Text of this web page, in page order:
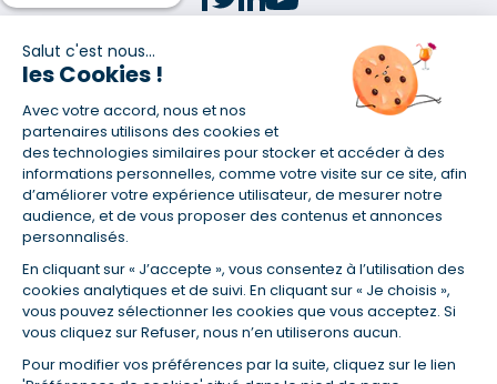
Salut c'est nous...
les Cookies !
Avec votre accord, nous et nos
partenaires utilisons des cookies et
des technologies similaires pour stocker et accéder à des
informations personnelles, comme votre visite sur ce site, afin
d’améliorer votre expérience utilisateur, de mesurer notre
audience, et de vous proposer des contenus et annonces
personnalisés.
En cliquant sur « J’accepte », vous consentez à l’utilisation des
cookies analytiques et de suivi. En cliquant sur « Je choisis »,
vous pouvez sélectionner les cookies que vous acceptez. Si
vous cliquez sur Refuser, nous n’en utiliserons aucun.
Pour modifier vos préférences par la suite, cliquez sur le lien
(1) Taux fixe national hors assurance et selon votre profil
(2) Économie de 65 % pour l'assurance d'un prêt amortissable de 330
457,23 € à 0,90 % sur 19,5 ans, accordé à un salarié non cadre assuré à
100 % (décès, PTIA, IPP, ITT, IPP) âgé de 36 ans fumeur et une personne
salariée non cadre assurée à 100 % (décès, PTIA, IPP, ITT, IPP) âgée de 35
ans et non-fumeur, tous deux sans risque médical connu. Au
14/07/2019, coût de l'assurance proposée par la banque 179,08 €/mois
en moyenne contre 64,60 €/mois en moyenne au 14/07/2022 avec
Empruntis.com (TAEA : 0,44 %, coût total de l'assurance : 15 117,65 €).
(3) Taux minimum pour un crédit consommation d'un montant fixé entre
5 000 et 20 000 euros, selon profil et durée.
(4) La diminution du montant des mensualités entraîne l'allongement
de la durée de remboursement ainsi que la hausse du coût total du
(5) Banques de réseau, mutualistes, spécialisées, directions